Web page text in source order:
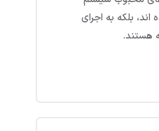
بلکه به اجرای
هستند.